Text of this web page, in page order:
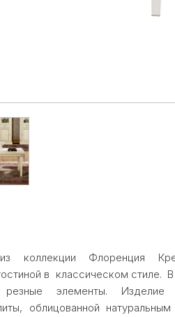
коллекции Флоренция
в классическом стиле.
элементы. Изделие
облицованной